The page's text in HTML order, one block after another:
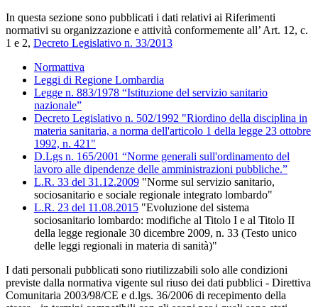
In questa sezione sono pubblicati i dati relativi ai Riferimenti
normativi su organizzazione e attività conformemente all’ Art. 12, c.
1 e 2, Decreto Legislativo n. 33/2013
Normattiva
Leggi di Regione Lombardia
Legge n. 883/1978 “Istituzione del servizio sanitario
nazionale”
Decreto Legislativo n. 502/1992 "Riordino della disciplina in
materia sanitaria, a norma dell'articolo 1 della legge 23 ottobre
1992, n. 421"
D.Lgs n. 165/2001 “Norme generali sull'ordinamento del
lavoro alle dipendenze delle amministrazioni pubbliche.”
L.R. 33 del 31.12.2009 "Norme sul servizio sanitario,
sociosanitario e sociale regionale integrato lombardo"
L.R. 23 del 11.08.2015 "Evoluzione del sistema
sociosanitario lombardo: modifiche al Titolo I e al Titolo II
della legge regionale 30 dicembre 2009, n. 33 (Testo unico
delle leggi regionali in materia di sanità)"
I dati personali pubblicati sono riutilizzabili solo alle condizioni
previste dalla normativa vigente sul riuso dei dati pubblici - Direttiva
Comunitaria 2003/98/CE e d.lgs. 36/2006 di recepimento della